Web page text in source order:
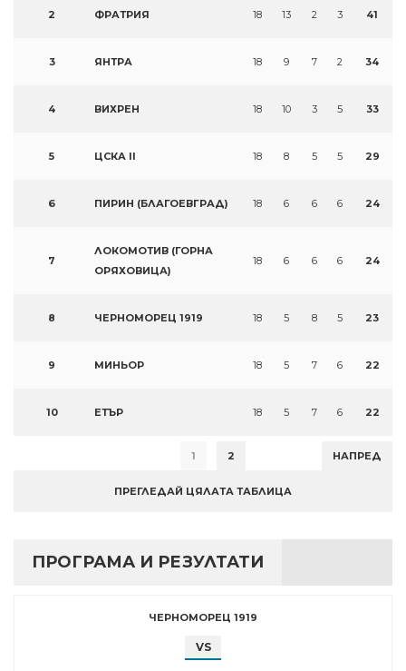
2 ФРАТРИЯ 18 13 2 3 41
3 ЯНТРА 18 9 7 2 34
4 ВИХРЕН 18 10 3 5 33
5 ЦСКА II 18 8 5 5 29
6 ПИРИН (БЛАГОЕВГРАД) 18 6 6 6 24
7
ЛОКОМОТИВ (ГОРНА
ОРЯХОВИЦА)
18 6 6 6 24
8 ЧЕРНОМОРЕЦ 1919 18 5 8 5 23
9 МИНЬОР 18 5 7 6 22
10 ЕТЪР 18 5 7 6 22
1 2 НАПРЕД
ПРЕГЛЕДАЙ ЦЯЛАТА ТАБЛИЦА
ПРОГРАМА И РЕЗУЛТАТИ
ЧЕРНОМОРЕЦ 1919
VS